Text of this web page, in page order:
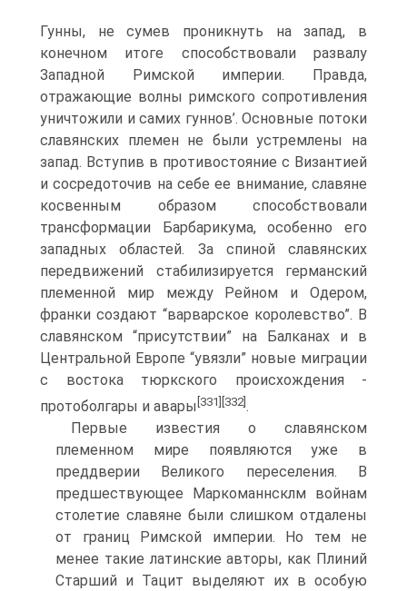
Гунны, не сумев проникнуть на запад, в
конечном итоге способствовали развалу
Западной Римской империи. Правда,
отражающие волны римского сопротивления
уничтожили и самих гуннов’. Основные потоки
славян­ских племен не были устремлены на
запад. Вступив в противостояние с Византией
и сосредоточив на себе ее внимание, славяне
косвенным образом способствовали
трансформации Барбарикума, особенно его
западных областей. За спиной славян­ских
передвижений стабилизируется германский
племенной мир между Рейном и Одером,
франки создают “варварское королевство”. В
славянском “присутствии” на Балканах и в
Центральной Европе “увязли” новые миграции
с востока тюркско­го происхождения -
протоболгары и авары [331] [332].
Первые известия о славянском
племенном мире появляются уже в
преддверии Ве­ликого переселения. В
предшествующее Маркоманнсклм войнам
столетие славяне бы­ли слишком отдалены
от границ Римской империи. Но тем не
менее такие латинские авторы, как Плиний
Старший и Тацит выделяют их в особую